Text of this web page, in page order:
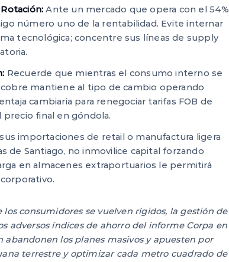
Ante un mercado que opera con el 54%
número uno de la rentabilidad. Evite internar
tecnológica; concentre sus líneas de supply
Recuerde que mientras el consumo interno se
mantiene al tipo de cambio operando
cambiaria para renegociar tarifas FOB de
precio final en góndola.
sus importaciones de retail o manufactura ligera
de Santiago, no inmovilice capital forzando
en almacenes extraportuarios le permitirá
consumidores se vuelven rígidos, la gestión de
adversos índices de ahorro del informe Corpa en
los planes masivos y apuesten por
terrestre y optimizar cada metro cuadrado de